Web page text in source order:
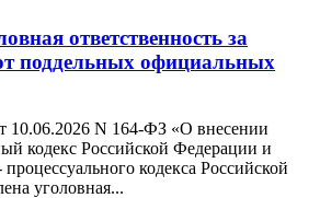
ответственность за
поддельных официальных
10.06.2026 N 164-ФЗ «О внесении
кодекс Российской Федерации и
кодекса Российской
уголовная...